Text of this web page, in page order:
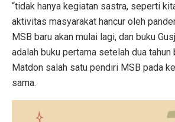
“tidak hanya kegiatan sastra, seperti
aktivitas masyarakat hancur oleh
MSB baru akan mulai lagi, dan buku
adalah buku pertama setelah dua tahun
Matdon salah satu pendiri MSB pada
sama.